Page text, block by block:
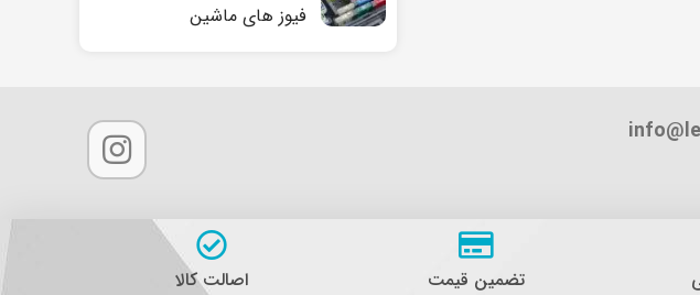
فیوز های ماشین
تضمین قیمت اصالت کالا